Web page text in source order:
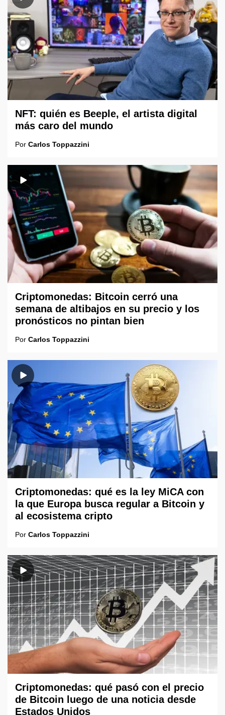
NFT: quién es Beeple, el artista digital
más caro del mundo
Por Carlos Toppazzini
Criptomonedas: Bitcoin cerró una
semana de altibajos en su precio y los
pronósticos no pintan bien
Por Carlos Toppazzini
Criptomonedas: qué es la ley MiCA con
la que Europa busca regular a Bitcoin y
al ecosistema cripto
Por Carlos Toppazzini
Criptomonedas: qué pasó con el precio
de Bitcoin luego de una noticia desde
Estados Unidos